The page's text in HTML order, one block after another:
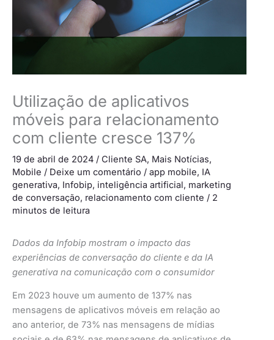
Utilização de aplicativos
móveis para relacionamento
com cliente cresce 137%
19 de abril de 2024 / Cliente SA, Mais Notícias,
Mobile / Deixe um comentário / app mobile, IA
generativa, Infobip, inteligência artificial, marketing
de conversação, relacionamento com cliente / 2
minutos de leitura
Dados da Infobip mostram o impacto das
experiências de conversação do cliente e da IA
generativa na comunicação com o consumidor
Em 2023 houve um aumento de 137% nas
mensagens de aplicativos móveis em relação ao
ano anterior, de 73% nas mensagens de mídias